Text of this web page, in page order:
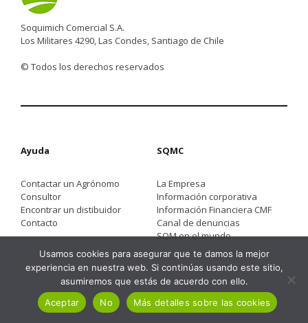
Soquimich Comercial S.A.
Los Militares 4290, Las Condes, Santiago de Chile
© Todos los derechos reservados
Ayuda
Contactar un Agrónomo
Consultor
Encontrar un distibuidor
Contacto
SQMC
La Empresa
Información corporativa
Información Financiera CMF
Canal de denuncias
SQM en el mundo
Usamos cookies para asegurar que te damos la mejor
experiencia en nuestra web. Si continúas usando este sitio,
asumiremos que estás de acuerdo con ello.
Aceptar
No Más detalles sobre las cookies